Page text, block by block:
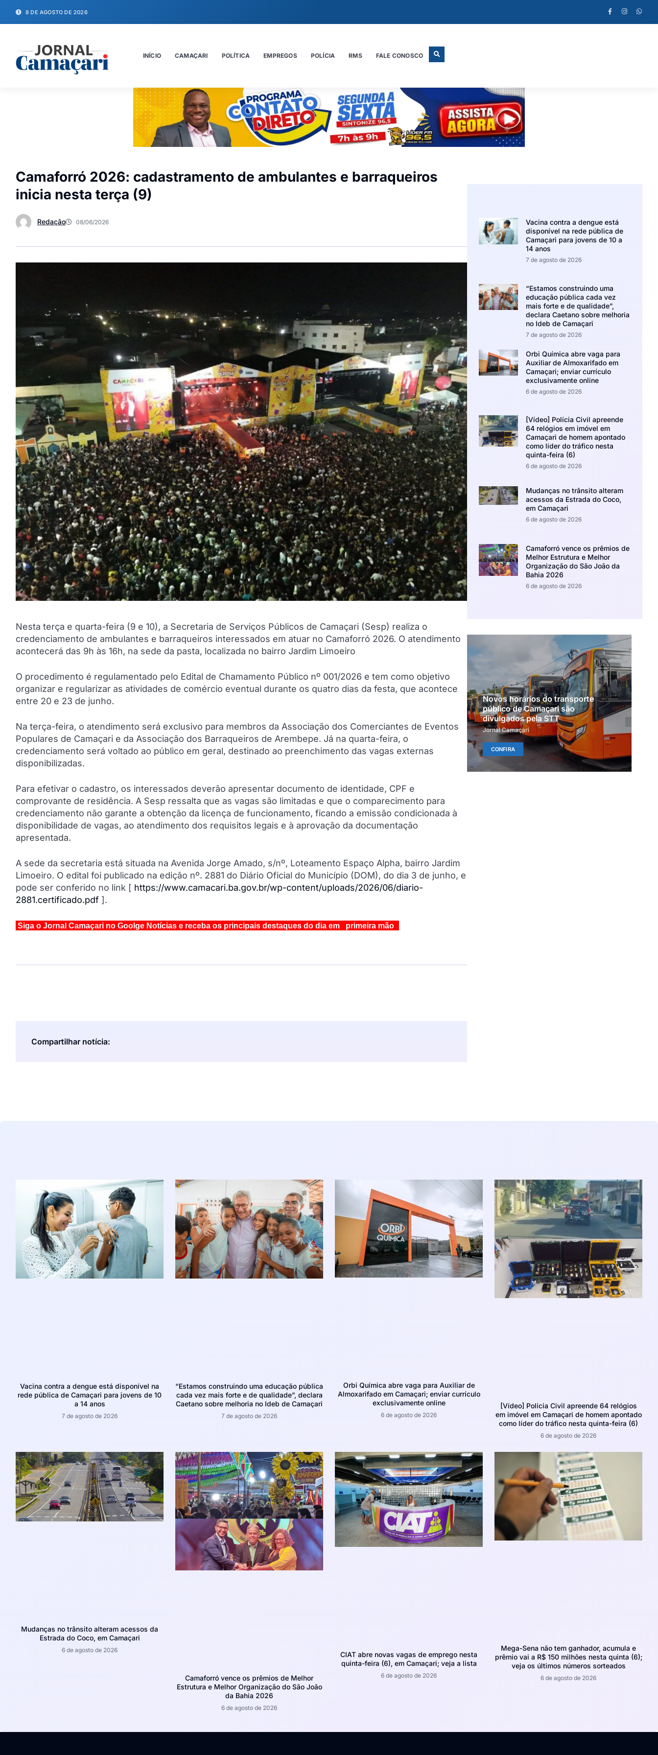
8 DE AGOSTO DE 2026
INÍCIO CAMAÇARI POLÍTICA EMPREGOS POLÍCIA RMS FALE CONOSCO
Camaforró 2026: cadastramento de ambulantes e barraqueiros
inicia nesta terça (9)
Redação 08/06/2026
Nesta terça e quarta-feira (9 e 10), a Secretaria de Serviços Públicos de Camaçari (Sesp) realiza o
credenciamento de ambulantes e barraqueiros interessados em atuar no Camaforró 2026. O atendimento
acontecerá das 9h às 16h, na sede da pasta, localizada no bairro Jardim Limoeiro
O procedimento é regulamentado pelo Edital de Chamamento Público nº 001/2026 e tem como objetivo
organizar e regularizar as atividades de comércio eventual durante os quatro dias da festa, que acontece
entre 20 e 23 de junho.
Na terça-feira, o atendimento será exclusivo para membros da Associação dos Comerciantes de Eventos
Populares de Camaçari e da Associação dos Barraqueiros de Arembepe. Já na quarta-feira, o
credenciamento será voltado ao público em geral, destinado ao preenchimento das vagas externas
disponibilizadas.
Para efetivar o cadastro, os interessados deverão apresentar documento de identidade, CPF e
comprovante de residência. A Sesp ressalta que as vagas são limitadas e que o comparecimento para
credenciamento não garante a obtenção da licença de funcionamento, ficando a emissão condicionada à
disponibilidade de vagas, ao atendimento dos requisitos legais e à aprovação da documentação
apresentada.
A sede da secretaria está situada na Avenida Jorge Amado, s/nº, Loteamento Espaço Alpha, bairro Jardim
Limoeiro. O edital foi publicado na edição nº. 2881 do Diário Oficial do Município (DOM), do dia 3 de junho, e
pode ser conferido no link [ https://www.camacari.ba.gov.br/wp-content/uploads/2026/06/diario-
2881.certificado.pdf ].
Siga o Jornal Camaçari no Goolge Notícias e receba os principais destaques do dia em primeira mão
Compartilhar notícia:
Vacina contra a dengue está
disponível na rede pública de
Camaçari para jovens de 10 a
14 anos
7 de agosto de 2026
“Estamos construindo uma
educação pública cada vez
mais forte e de qualidade”,
declara Caetano sobre melhoria
no Ideb de Camaçari
7 de agosto de 2026
Orbi Química abre vaga para
Auxiliar de Almoxarifado em
Camaçari; enviar currículo
exclusivamente online
6 de agosto de 2026
[Vídeo] Polícia Civil apreende
64 relógios em imóvel em
Camaçari de homem apontado
como líder do tráfico nesta
quinta-feira (6)
6 de agosto de 2026
Mudanças no trânsito alteram
acessos da Estrada do Coco,
em Camaçari
6 de agosto de 2026
Camaforró vence os prêmios de
Melhor Estrutura e Melhor
Organização do São João da
Bahia 2026
6 de agosto de 2026
Novos horários do transporte
público de Camaçari são
divulgados pela STT
Jornal Camaçari
CONFIRA
Vacina contra a dengue está disponível na
rede pública de Camaçari para jovens de 10
a 14 anos
7 de agosto de 2026
“Estamos construindo uma educação pública
cada vez mais forte e de qualidade”, declara
Caetano sobre melhoria no Ideb de Camaçari
7 de agosto de 2026
Orbi Química abre vaga para Auxiliar de
Almoxarifado em Camaçari; enviar currículo
exclusivamente online
6 de agosto de 2026
[Vídeo] Polícia Civil apreende 64 relógios
em imóvel em Camaçari de homem apontado
como líder do tráfico nesta quinta-feira (6)
6 de agosto de 2026
Mudanças no trânsito alteram acessos da
Estrada do Coco, em Camaçari
6 de agosto de 2026
Camaforró vence os prêmios de Melhor
Estrutura e Melhor Organização do São João
da Bahia 2026
6 de agosto de 2026
CIAT abre novas vagas de emprego nesta
quinta-feira (6), em Camaçari; veja a lista
6 de agosto de 2026
Mega-Sena não tem ganhador, acumula e
prêmio vai a R$ 150 milhões nesta quinta (6);
veja os últimos números sorteados
6 de agosto de 2026